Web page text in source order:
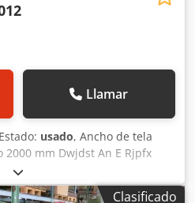
Llamar
usado, Ancho de tela
mm Dwjdst An E Rjpfx
uds./ud. Rodillo superior
Diámetro del rodillo superior
Clasificado